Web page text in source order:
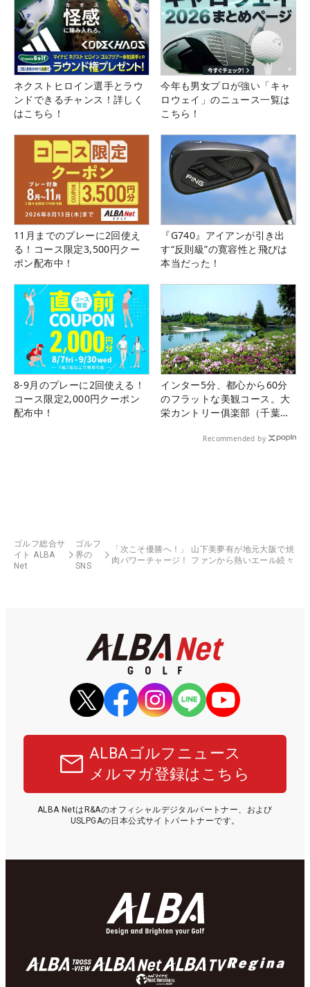
ネクストヒロイン選手とラウ
ンドできるチャンス！詳しく
はこちら！
今年も男女プロが強い「キャ
ロウェイ」のニュース一覧は
こちら！
11月までのプレーに2回使え
る！コース限定3,500円クー
ポン配布中！
『G740』アイアンが引き出
す“反則級”の寛容性と飛びは
本当だった！
8-9月のプレーに2回使える！
コース限定2,000円クーポン
配布中！
インター5分、都心から60分
のフラットな美観コース。大
栄カントリー俱楽部（千葉
Recommended by
ゴルフ総合サ
イト ALBA
Net
ゴルフ
界の
SNS
「次こそ優勝へ！」 山下美夢有が地元大阪で焼
肉パワーチャージ！ ファンから熱いエール続々
ALBAゴルフニュース
メルマガ登録はこちら
ALBA NetはR&Aのオフィシャルデジタルパートナー、および
USLPGAの日本公式サイトパートナーです。